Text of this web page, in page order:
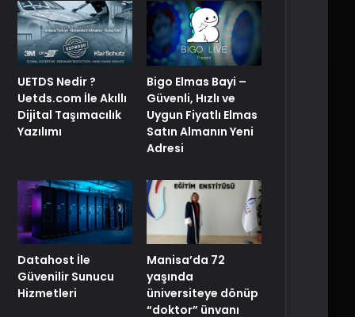
UETDS Nedir ?
Uetds.com İle Akıllı
Dijital Taşımacılık
Yazılımı
Bigo Elmas Bayi –
Güvenli, Hızlı ve
Uygun Fiyatlı Elmas
Satın Almanın Yeni
Adresi
Datahost İle
Güvenilir Sunucu
Hizmetleri
Manisa’da 72
yaşında
üniversiteye dönüp
“doktor” ünvanı